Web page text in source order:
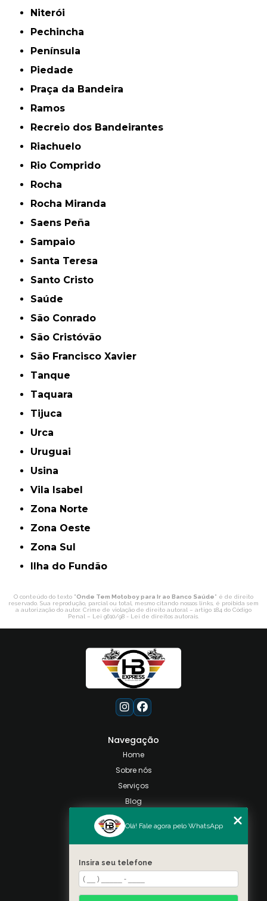
Niterói
Pechincha
Península
Piedade
Praça da Bandeira
Ramos
Recreio dos Bandeirantes
Riachuelo
Rio Comprido
Rocha
Rocha Miranda
Saens Peña
Sampaio
Santa Teresa
Santo Cristo
Saúde
São Conrado
São Cristóvão
São Francisco Xavier
Tanque
Taquara
Tijuca
Urca
Uruguai
Usina
Vila Isabel
Zona Norte
Zona Oeste
Zona Sul
ilha do Fundão
O conteúdo do texto "Onde Tem Motoboy para Ir ao Banco Saúde" é de direito
reservado. Sua reprodução, parcial ou total, mesmo citando nossos links, é proibida sem
a autorização do autor. Crime de violação de direito autoral – artigo 184 do Código
Penal – Lei 9610/98 - Lei de direitos autorais
Navegação
Home
Sobre nós
Serviços
Blog
Categorias
Mapa do site
Contato
Taquara, Rio de Janeiro
Olá! Fale agora pelo WhatsApp
Insira seu telefone